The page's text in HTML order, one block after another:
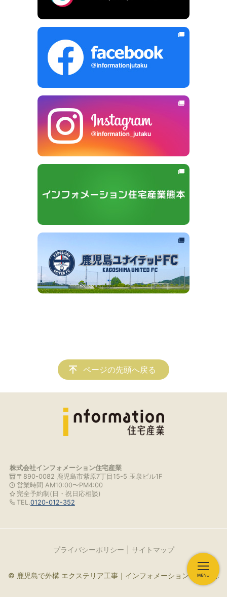
ページの先頭へ戻る
株式会社インフォメーション住宅産業
〒890-0082 鹿児島市紫原7丁目15-5 玉泉ビル1F
営業時間 AM10:00〜PM4:00
完全予約制(日・祝日応相談)
TEL.0120-012-352
プライバシーポリシー サイトマップ
© 鹿児島で外構 エクステリア工事｜インフォメーション住宅産業.